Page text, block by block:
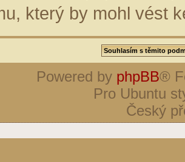
který by mohl vést
Powered by phpBB®
Pro Ubuntu
Český